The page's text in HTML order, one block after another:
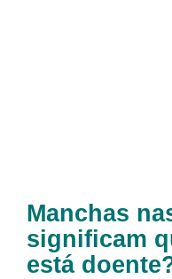
Manchas
significam
está